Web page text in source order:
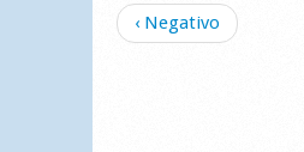
‹ Negativo